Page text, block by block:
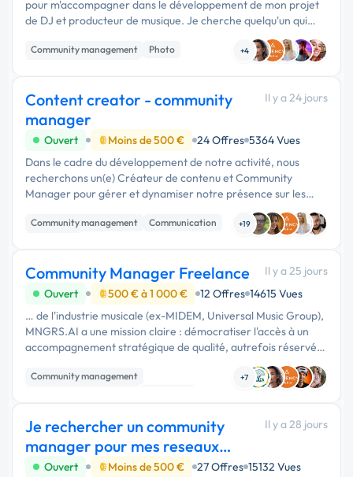
pour m'accompagner dans le développement de mon projet
de DJ et producteur de musique. Je cherche quelqu'un qui
de qualité p...
Community management
Photo
+4
Content creator - community
manager
Il y a 24 jours
Ouvert Moins de 500 € 24 Offres 5364 Vues
Dans le cadre du développement de notre activité, nous
recherchons un(e) Créateur de contenu et Community
Manager pour gérer et dynamiser notre présence sur les
réseaux sociaux. Missions principales: Implémenter une vraie
stratégie avec …
Community management
Communication
+19
Community Manager Freelance
Il y a 25 jours
Ouvert
500 € à 1 000 € 12 Offres 14615 Vues
… de l'industrie musicale (ex-MIDEM, Universal Music Group),
MNGRS.AI a une mission claire : démocratiser l'accès à un
accompagnement stratégique de qualité, autrefois réservé
aux artistes signés. Ce qu'on recherche Un·e Community …
Community management
+7
Je rechercher un community
manager pour mes reseaux
sociaux
Il y a 28 jours
Ouvert Moins de 500 € 27 Offres 15132 Vues